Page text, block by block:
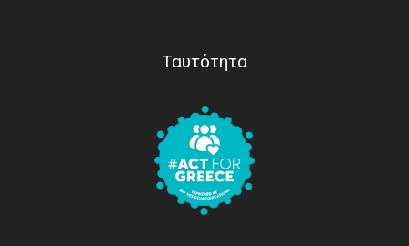
Ταυτότητα